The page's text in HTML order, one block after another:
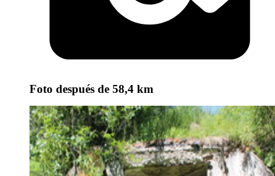
Foto después de 58,4 km